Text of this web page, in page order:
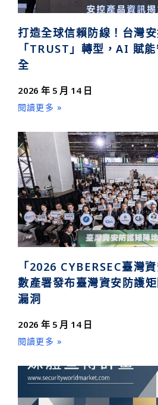
打造全球信賴防線！台灣
「TRUST」轉型，AI 賦
全
2026 年 5 月 14 日
閱讀更多 »
「2026 CYBERSEC臺灣
數產署發布臺灣資安防護
漏洞
2026 年 5 月 14 日
閱讀更多 »